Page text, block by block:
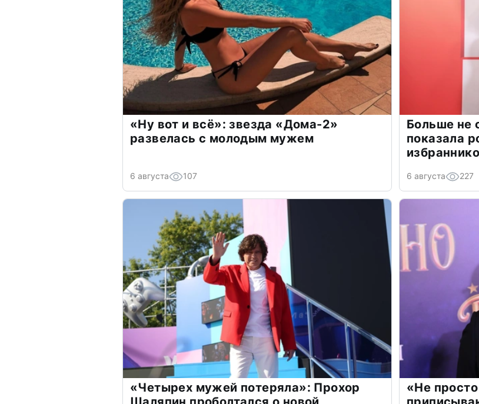
«Ну вот и всё»: звезда «Дома-2»
развелась с молодым мужем
6 августа 107
Больше не
показала
6 августа 227
«Четырех мужей потеряла»: Прохор
«Не